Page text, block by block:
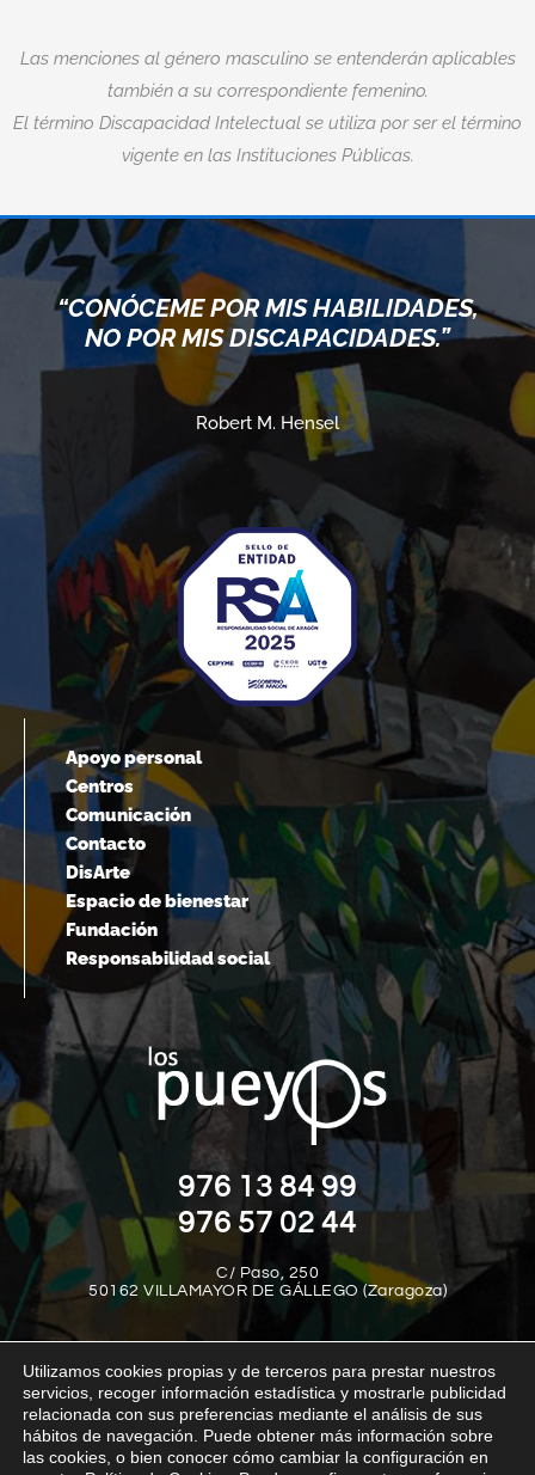
Las menciones al género masculino se entenderán aplicables
también a su correspondiente femenino.
El término Discapacidad Intelectual se utiliza por ser el término
vigente en las Instituciones Públicas.
“CONÓCEME POR MIS HABILIDADES,
NO POR MIS DISCAPACIDADES.”
Robert M. Hensel
Apoyo personal
Centros
Comunicación
Contacto
DisArte
Espacio de bienestar
Fundación
Responsabilidad social
976 13 84 99
976 57 02 44
C/ Paso, 250
50162 VILLAMAYOR DE GÁLLEGO (Zaragoza)
Aviso legal Política de privacidad Política de cookies
Utilizamos cookies propias y de terceros para prestar nuestros
servicios, recoger información estadística y mostrarle publicidad
relacionada con sus preferencias mediante el análisis de sus
hábitos de navegación. Puede obtener más información sobre
las cookies, o bien conocer cómo cambiar la configuración en